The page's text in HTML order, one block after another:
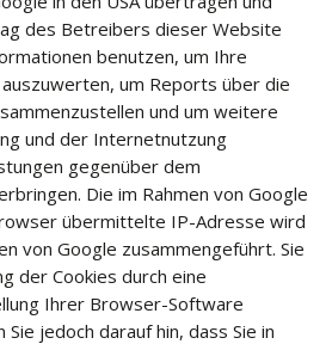
des Betreibers dieser Website
benutzen, um Ihre
um Reports über die
und um weitere
und der Internetnutzung
gegenüber dem
Die im Rahmen von Google
übermittelte IP-Adresse wird
von Google zusammengeführt. Sie
der Cookies durch eine
Ihrer Browser-Software
jedoch darauf hin, dass Sie in